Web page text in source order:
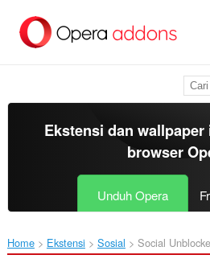
konten
Ekstensi dan
browser
Unduh Opera
Home Ekstensi Sosial Social